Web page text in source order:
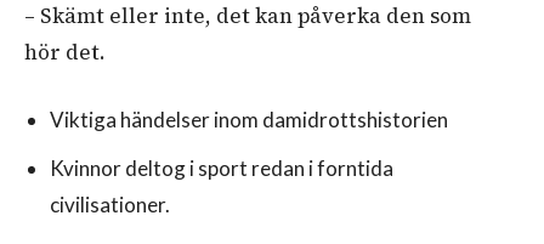
– Skämt eller inte, det kan påverka den som
hör det.
Viktiga händelser inom damidrottshistorien
Kvinnor deltog i sport redan i forntida
civilisationer.